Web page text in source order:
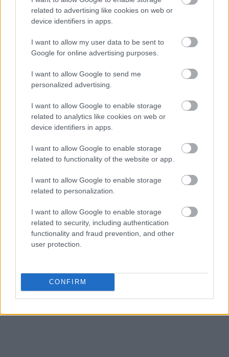
related to advertising like cookies on web or
device identifiers in apps.
I want to allow my user data to be sent to
Google for online advertising purposes.
I want to allow Google to send me
personalized advertising.
I want to allow Google to enable storage
related to analytics like cookies on web or
device identifiers in apps.
I want to allow Google to enable storage
related to functionality of the website or app.
I want to allow Google to enable storage
related to personalization.
I want to allow Google to enable storage
related to security, including authentication
functionality and fraud prevention, and other
user protection.
CONFIRM